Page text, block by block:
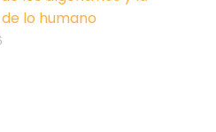
lo humano